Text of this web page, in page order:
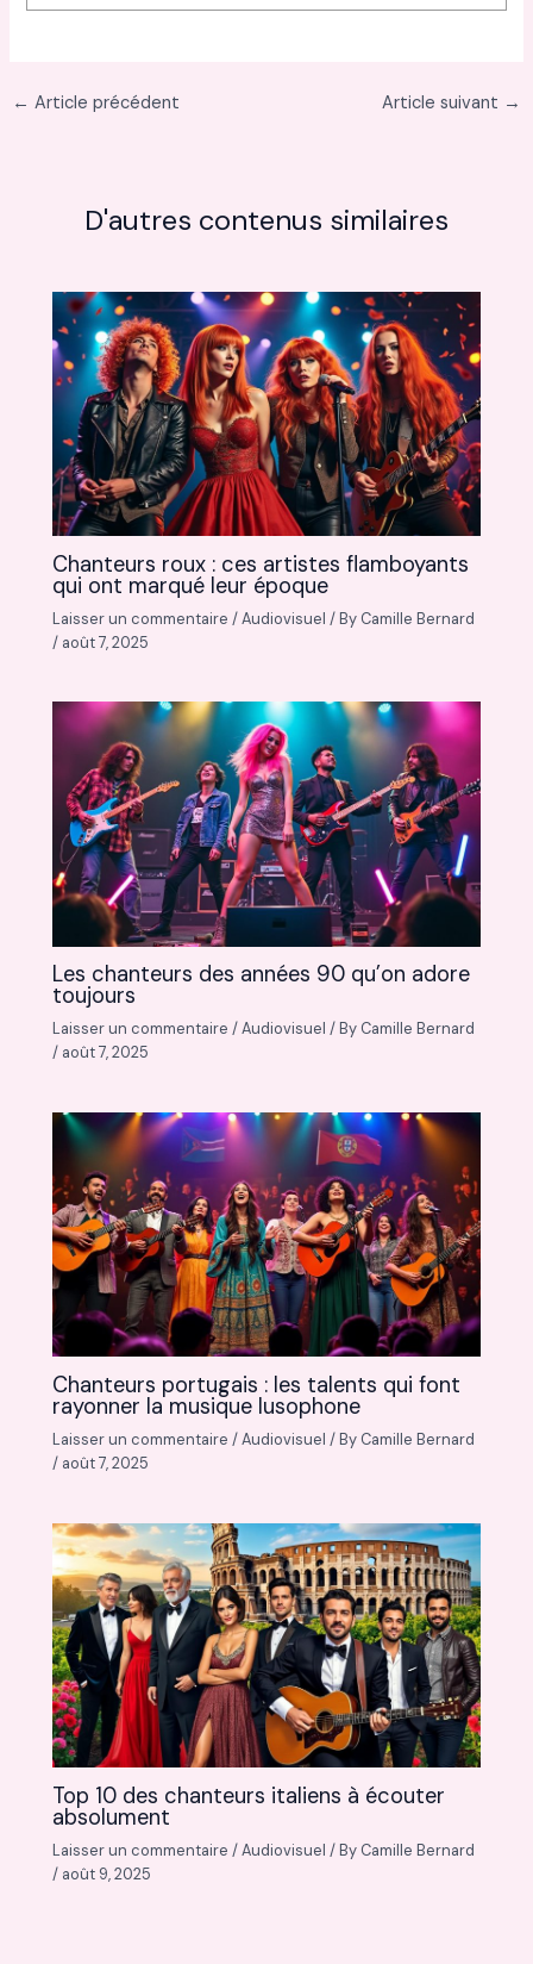
← Article précédent Article suivant →
D'autres contenus similaires
Chanteurs roux : ces artistes flamboyants
qui ont marqué leur époque
Laisser un commentaire /Audiovisuel / By Camille Bernard
/ août 7, 2025
Les chanteurs des années 90 qu’on adore
toujours
Laisser un commentaire /Audiovisuel / By Camille Bernard
/ août 7, 2025
Chanteurs portugais : les talents qui font
rayonner la musique lusophone
Laisser un commentaire /Audiovisuel / By Camille Bernard
/ août 7, 2025
Top 10 des chanteurs italiens à écouter
absolument
Laisser un commentaire /Audiovisuel / By Camille Bernard
/ août 9, 2025